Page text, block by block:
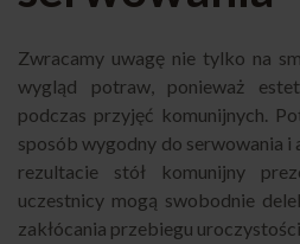
Zwracamy uwagę nie tylko na
wygląd potraw, ponieważ
podczas przyjęć komunijnych.
sposób wygodny do serwowania
rezultacie stół komunijny
uczestnicy mogą swobodnie
zakłócania przebiegu uroczystości.